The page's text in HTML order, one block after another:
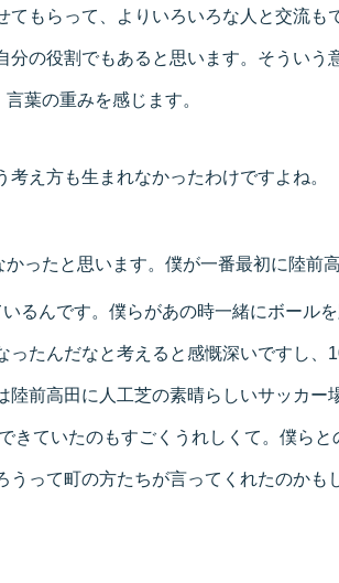
もらって、よりいろいろな人と交流も
分の役割でもあると思います。そういう
葉の重みを感じます。
え方も生まれなかったわけですよね。
ったと思います。僕が一番最初に陸前
るんです。僕らがあの時一緒にボール
たんだなと考えると感慨深いですし、
前高田に人工芝の素晴らしいサッカー
きていたのもすごくうれしくて。僕らと
って町の方たちが言ってくれたのかも